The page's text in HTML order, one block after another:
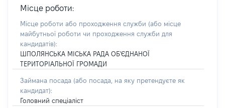
Місце роботи:
Місце роботи або проходження служби (або місце
майбутньої роботи чи проходження служби для
кандидатів):
ШПОЛЯНСЬКА МІСЬКА РАДА ОБ'ЄДНАНОЇ
ТЕРИТОРІАЛЬНОЇ ГРОМАДИ
Займана посада (або посада, на яку претендуєте як
кандидат):
Головний спеціаліст